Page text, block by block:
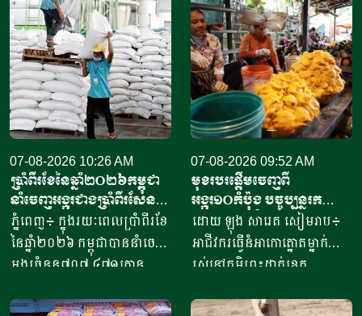
07-08-2026 10:26 AM
ប្រាំពីរខែនៃឆ្នាំ​២០២៦កម្ពុជា
នាំចេញអង្ករជាងប្រាំពីរសែន​
តោន គិតជាទឹកប្រាក់​
ជាង៤១៥លានដុល្លារ
ភ្នំពេញ៖ ក្នុងរយៈពេលប្រាំពីរខែ
នៃឆ្នាំ២០២៦ កម្ពុជាបាននាំចេញ
អង្ករចំនួន៧០៧ ៤៧១តោន​
ចំនួន៦១ក្រុមហ៊ុន ដោយនាំ
07-08-2026 09:52 AM
មុខរបរផ្តើមចេញពី
អង្ករ១០កំប៉ុង​ បច្ចុប្បន្ន​រក
ចំណូលបាន​ជិត១០លានរៀល
ក្នុងមួយថ្ងៃ
ដោយ ឡុង សារេត​ សៀមរាប៖ ​
អាជីវករ​​ធ្វើនំអាកោត្នោត​ម្នាក់
រស់នៅភូមិព្រះដាក់ខេត្ត
ចាប់ផ្តើម​ដំបូង​ចេញពីអង្ករ​